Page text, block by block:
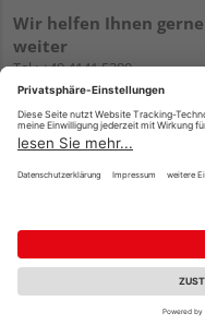
Wir helfen Ihnen gerne
weiter
Tel.:+49 4141 5380
E-Mail:shop@holzland-funk.de
WhatsApp
Impressum AGB
Reservierungsbedingungen